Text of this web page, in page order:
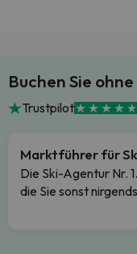
Buchen Sie
Trustpilot
Marktführer für
Die Ski-Agentur Nr.
die Sie sonst